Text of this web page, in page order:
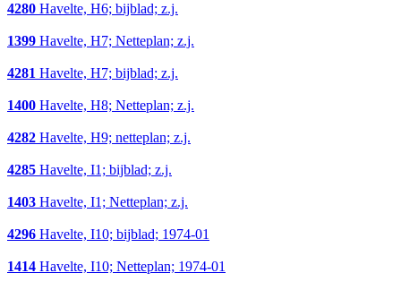
4280 Havelte, H6; bijblad; z.j.
1399 Havelte, H7; Netteplan; z.j.
4281 Havelte, H7; bijblad; z.j.
1400 Havelte, H8; Netteplan; z.j.
4282 Havelte, H9; netteplan; z.j.
4285 Havelte, I1; bijblad; z.j.
1403 Havelte, I1; Netteplan; z.j.
4296 Havelte, I10; bijblad; 1974-01
1414 Havelte, I10; Netteplan; 1974-01